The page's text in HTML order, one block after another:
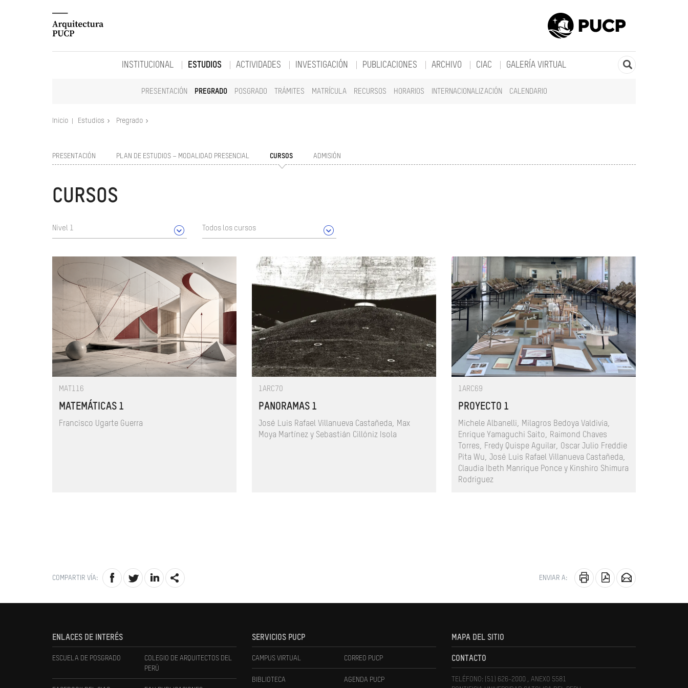
INSTITUCIONAL ESTUDIOS
PRESENTACIÓN PREGRADO POSGRADO TRÁMITES MATRÍCULA RECURSOS HORARIOS INTERNACIONALIZACIÓN CALENDARIO
ACTIVIDADES INVESTIGACIÓN PUBLICACIONES ARCHIVO CIAC GALERÍA VIRTUAL
Inicio Estudios Pregrado
PRESENTACIÓN PLAN DE ESTUDIOS – MODALIDAD PRESENCIAL CURSOS ADMISIÓN
CURSOS
Nivel 1 Todos los cursos
MAT116
MATEMÁTICAS 1
Francisco Ugarte Guerra
1ARC70
PANORAMAS 1
José Luis Rafael Villanueva Castañeda, Max
Moya Martínez y Sebastián Cillóniz Isola
1ARC69
PROYECTO 1
Michele Albanelli, Milagros Bedoya Valdivia,
Enrique Yamaguchi Saito, Raimond Chaves
Torres, Fredy Quispe Aguilar, Oscar Julio Freddie
Pita Wu, José Luis Rafael Villanueva Castañeda,
Claudia Ibeth Manrique Ponce y Kinshiro Shimura
Rodriguez
COMPARTIR VÍA: ENVIAR A:
ENLACES DE INTERÉS
ESCUELA DE POSGRADO
COLEGIO DE ARQUITECTOS DEL
PERÚ
SERVICIOS PUCP
CAMPUS VIRTUAL CORREO PUCP
BIBLIOTECA AGENDA PUCP
MAPA DEL SITIO
CONTACTO
TELÉFONO: (51) 626-2000 , ANEXO 5581